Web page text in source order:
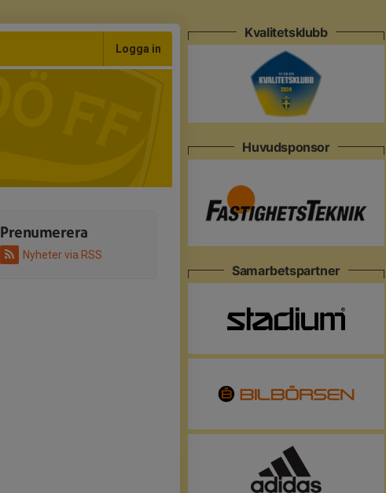
Logga in
Prenumerera
Nyheter via RSS
Kvalitetsklubb
Huvudsponsor
Samarbetspartner